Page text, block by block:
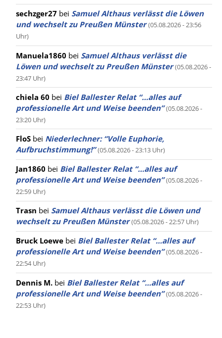
sechzger27 bei Samuel Althaus verlässt die Löwen
und wechselt zu Preußen Münster (05.08.2026 - 23:56
Uhr)
Manuela1860 bei Samuel Althaus verlässt die
Löwen und wechselt zu Preußen Münster (05.08.2026 -
23:47 Uhr)
chiela 60 bei Biel Ballester Relat “…alles auf
professionelle Art und Weise beenden” (05.08.2026 -
23:20 Uhr)
FloS bei Niederlechner: “Volle Euphorie,
Aufbruchstimmung!” (05.08.2026 - 23:13 Uhr)
Jan1860 bei Biel Ballester Relat “…alles auf
professionelle Art und Weise beenden” (05.08.2026 -
22:59 Uhr)
Trasn bei Samuel Althaus verlässt die Löwen und
wechselt zu Preußen Münster (05.08.2026 - 22:57 Uhr)
Bruck Loewe bei Biel Ballester Relat “…alles auf
professionelle Art und Weise beenden” (05.08.2026 -
22:54 Uhr)
Dennis M. bei Biel Ballester Relat “…alles auf
professionelle Art und Weise beenden” (05.08.2026 -
22:53 Uhr)